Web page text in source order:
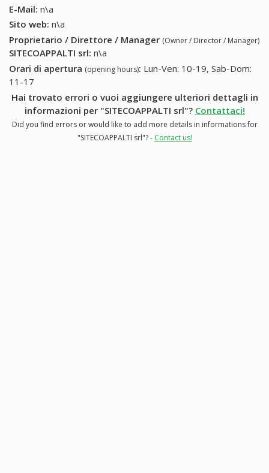
E-Mail: n\a
Sito web: n\a
Proprietario / Direttore / Manager (Owner / Director / Manager)
SITECOAPPALTI srl: n\a
Orari di apertura (opening hours): Lun-Ven: 10-19, Sab-Dom:
11-17
Hai trovato errori o vuoi aggiungere ulteriori dettagli in
informazioni per "SITECOAPPALTI srl"? Contattaci!
Did you find errors or would like to add more details in informations for
"SITECOAPPALTI srl"? - Contact us!